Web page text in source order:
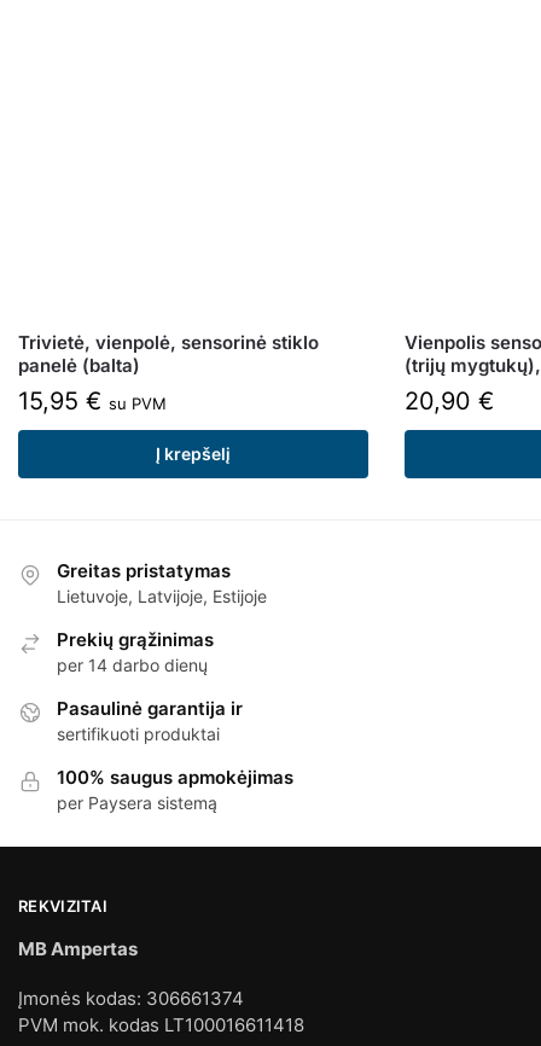
Trivietė, vienpolė, sensorinė stiklo
panelė (balta)
15,95 € su PVM
Į krepšelį
Vienpolis
(trijų
20,90 €
Greitas pristatymas
Lietuvoje, Latvijoje, Estijoje
Prekių grąžinimas
per 14 darbo dienų
Pasaulinė garantija ir
sertifikuoti produktai
100% saugus apmokėjimas
per Paysera sistemą
REKVIZITAI
MB Ampertas
Įmonės kodas: 306661374
PVM mok. kodas LT100016611418